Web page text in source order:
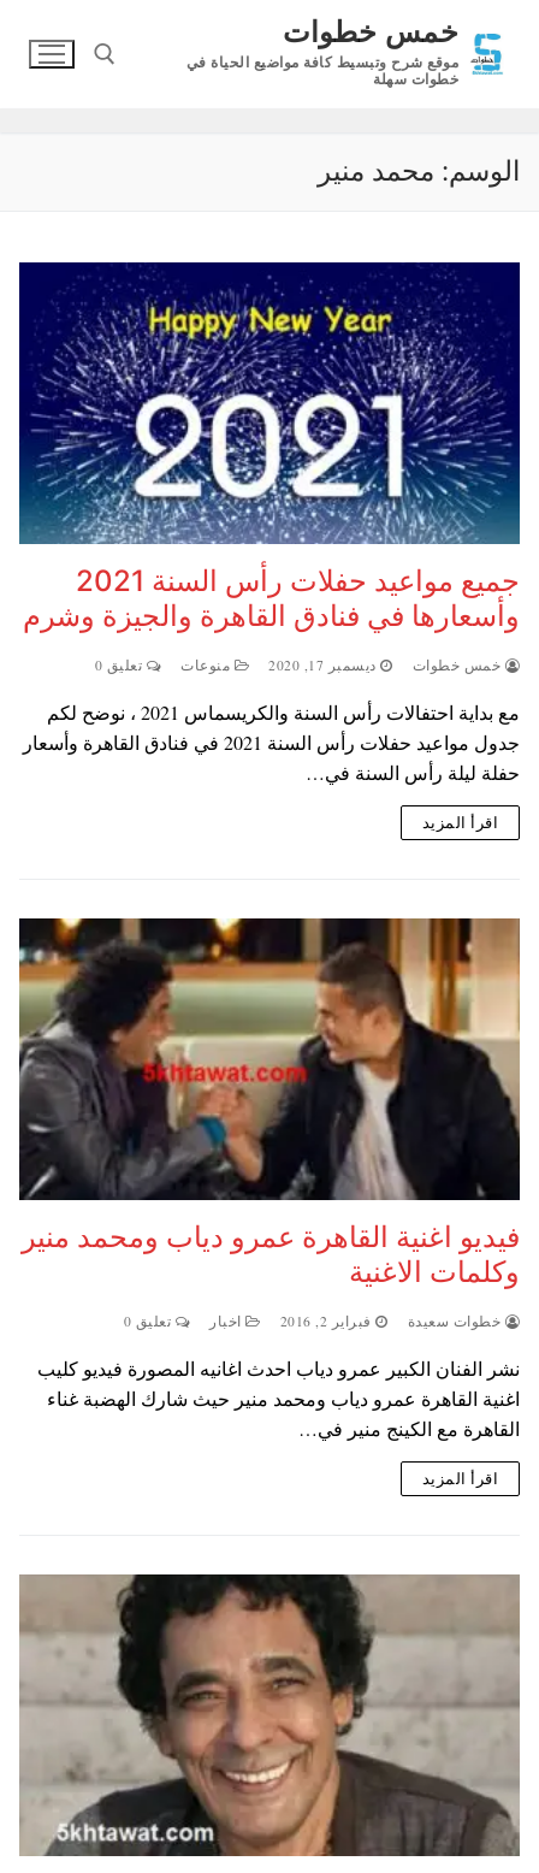
المحتوى
خمس خطوات
موقع شرح وتبسيط كافة مواضيع الحياة في
خطوات سهلة
الوسم: محمد منير
جميع مواعيد حفلات رأس السنة 2021
وأسعارها في فنادق القاهرة والجيزة وشرم
خمس خطوات ديسمبر 17, 2020 منوعات تعليق 0
مع بداية احتفالات رأس السنة والكريسماس 2021 ، نوضح لكم
جدول مواعيد حفلات رأس السنة 2021 في فنادق القاهرة وأسعار
حفلة ليلة رأس السنة في…
اقرأ المزيد
فيديو اغنية القاهرة عمرو دياب ومحمد منير
وكلمات الاغنية
خطوات سعيدة فبراير 2, 2016 اخبار تعليق 0
نشر الفنان الكبير عمرو دياب احدث اغانيه المصورة فيديو كليب
اغنية القاهرة عمرو دياب ومحمد منير حيث شارك الهضبة غناء
القاهرة مع الكينج منير في…
اقرأ المزيد